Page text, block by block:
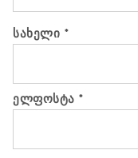
სახელი *
ელფოსტა *